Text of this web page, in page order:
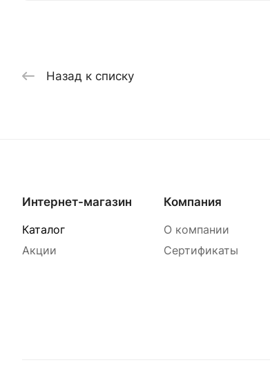
Назад к списку
Интернет-магазин
Каталог
Акции
Компания
О компании
Сертификаты